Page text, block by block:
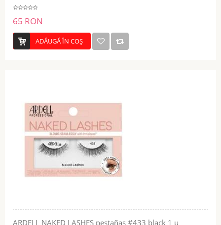
65 RON
ADĂUGĂ ÎN COŞ
ARDELL NAKED LASHES pestañas #433 black 1 u